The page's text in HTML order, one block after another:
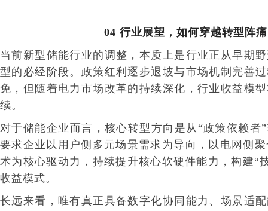
04 行业展望， 如何穿越转型阵
当前新型储能行业的调整，本质上是行业正从早期
型的必经阶段。政策红利逐步退坡与市场机制完善
免，但随着电力市场改革的持续深化，行业收益模
续。
对于储能企业而言，核心转型方向是从“政策依赖者
要求企业以用户侧多元场景需求为导向，以电网侧
术为核心驱动力，持续提升核心软硬件能力，构建“
收益模式。
长远来看，唯有真正具备数字化协同能力、场景适